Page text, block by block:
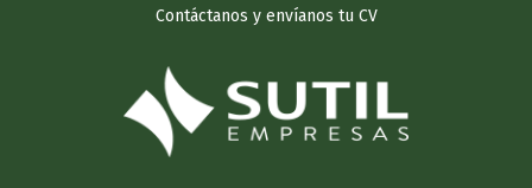
Contáctanos y envíanos tu CV